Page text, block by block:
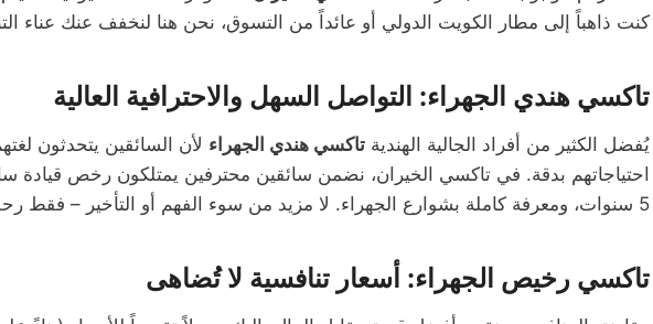
كنت ذاهباً إلى مطار الكويت الدولي أو عائداً من التسوق، نحن هنا لنخفف عنك عناء
تاكسي هندي الجهراء: التواصل السهل والاحترافية العالية
يُفضل الكثير من أفراد الجالية الهندية تاكسي هندي الجهراء لأن السائقين يتحدثون
احتياجاتهم بدقة. في تاكسي الخيران، نضمن سائقين محترفين يمتلكون رخص قيادة
5 سنوات، ومعرفة كاملة بشوارع الجهراء. لا مزيد من سوء الفهم أو التأخير – فقط رحلة هادئة ومريحة.
تاكسي رخيص الجهراء: أسعار تنافسية لا تُضاهى